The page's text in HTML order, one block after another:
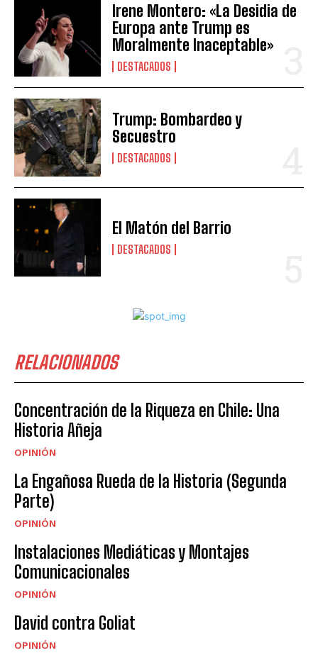
Irene Montero: «La Desidia de
Europa ante Trump es
Moralmente Inaceptable»
DESTACADOS
Trump: Bombardeo y
Secuestro
DESTACADOS
El Matón del Barrio
DESTACADOS
RELACIONADOS
Concentración de la Riqueza en Chile: Una
Historia Añeja
OPINIÓN
La Engañosa Rueda de la Historia (Segunda
Parte)
OPINIÓN
Instalaciones Mediáticas y Montajes
Comunicacionales
OPINIÓN
David contra Goliat
OPINIÓN